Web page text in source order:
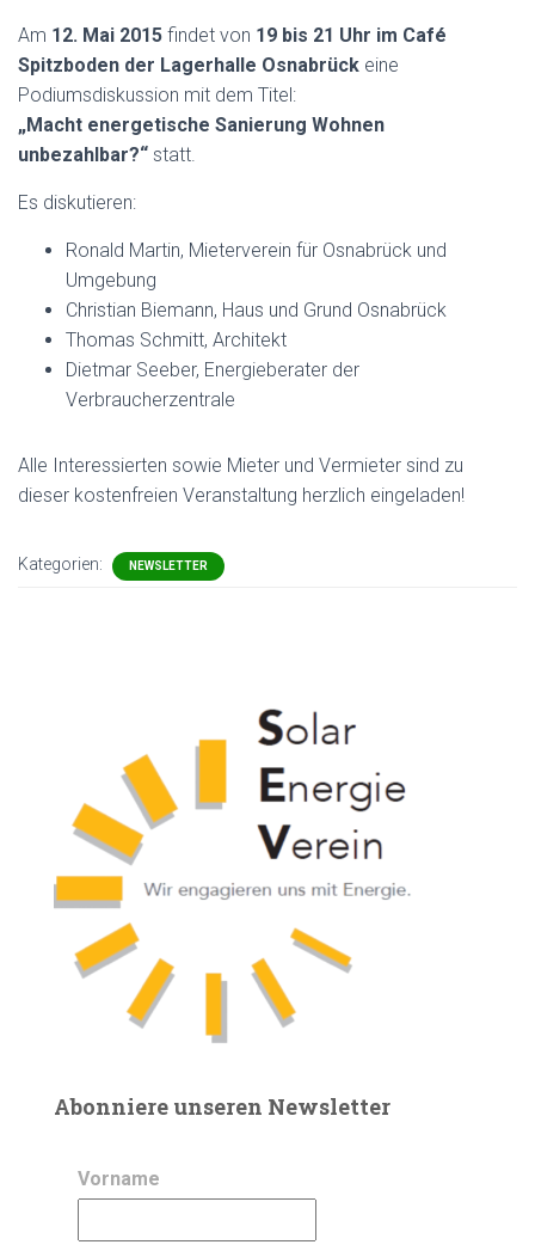
Am 12. Mai 2015 findet von 19 bis 21 Uhr im Café
Spitzboden der Lagerhalle Osnabrück eine
Podiumsdiskussion mit dem Titel:
„Macht energetische Sanierung Wohnen
unbezahlbar?“ statt.
Es diskutieren:
Ronald Martin, Mieterverein für Osnabrück und
Umgebung
Christian Biemann, Haus und Grund Osnabrück
Thomas Schmitt, Architekt
Dietmar Seeber, Energieberater der
Verbraucherzentrale
Alle Interessierten sowie Mieter und Vermieter sind zu
dieser kostenfreien Veranstaltung herzlich eingeladen!
Kategorien: NEWSLETTER
Abonniere unseren Newsletter
Vorname